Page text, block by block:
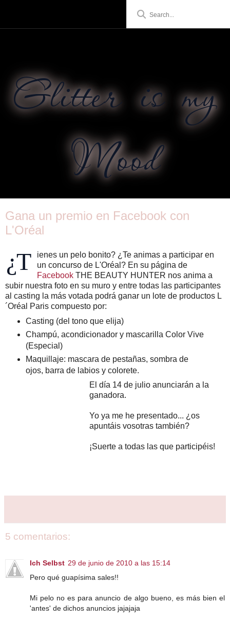
Glitter is my
Mood
Gana un premio en Facebook con
L'Oréal
¿T
ienes un pelo bonito? ¿Te animas a participar en
un concurso de L'Oréal? En su página de
Facebook THE BEAUTY HUNTER nos anima a
subir nuestra foto en su muro y entre todas las participantes
al casting la más votada podrá ganar un lote de productos L
´Oréal Paris compuesto por:
Casting (del tono que elija)
Champú, acondicionador y mascarilla Color Vive
(Especial)
Maquillaje: mascara de pestañas, sombra de
ojos, barra de labios y colorete.
El día 14 de julio anunciarán a la
ganadora.
Yo ya me he presentado... ¿os
apuntáis vosotras también?
¡Suerte a todas las que participéis!
5 comentarios:
Ich Selbst 29 de junio de 2010 a las 15:14
Pero qué guapísima sales!!
Mi pelo no es para anuncio de algo bueno, es más bien el
'antes' de dichos anuncios jajajaja